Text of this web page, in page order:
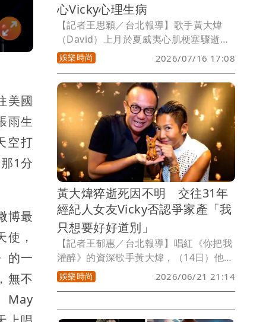
美國
雨生
空打
1分
博最
，
的一
無不
May
心Vicky心理生病
【記者王思穎／台北報導】歌手黃大煒
（David）上月於夏威夷心肌梗塞驟逝，
震驚外界，與他感情長達31年的女友
Vicky仍沉浸巨大悲痛，未料近日卻遭質
疑與長年合作夥伴Polo WL（保羅王劉）
互動密切，甚至傳出黃大煒、Polo與
Vicky感情是「三人行」。與黃大煒和
Vicky認識超過20年的名製作人湯榮昇今
（16日）出席監製的影集《成名在望》，
受訪時駁斥是無稽之談，「Polo就是小
弟，一起做音樂，他們不可能。」並分享
身為多年朋友，黃大煒和Vicky的互動點
滴。
娛樂時尚 2026/07/16 17:08
黃大煒猝逝死因不明 交往31年
經紀人女友Vicky否認爭家產「我
只想要好好道別」
【記者王郁惠／台北報導】唱紅《你把我
灌醉》的資深歌手黃大煒，（14日）他姊
姊透過律師發聲明，證實黃大煒在本月3
日在家中猝逝，享壽61歲。交往31年的經
歷程，談到黃大煒驟逝至今死因不明、也
娛樂時尚 2026/06/21 21:14